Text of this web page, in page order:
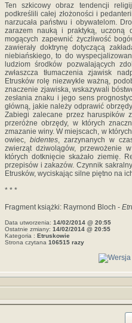
Ten szkicowy obraz tendencji
podkreślili całej złożoności i
narzucała państwu i obywate­lom.
zarazem nauką i praktyką, uczoną
mogących zapewnić życzliwość
zawierały doktrynę dotyczącą
niebiańskiego, to do
ludziom środków pozwalających
zwłaszcza tłumaczenia zjawisk
Etrusków rolę niezwykle ważną,
znaczenie zja­wiska, wskazywali
zesłania znaku i jego sens
główną, jakie należy odprawić
Zabiegi zalecane przez haruspików
przeróżne obrzędy, w których
zmazanie winy. W miejscach, w
owiec, bidentes, zarzynanych w
zwierząt dziwolą­gów, przewożenie
których dotknięcie skażało ziemię.
przepisów i zakazów. Czynnik
Etrusków, wyciskając silne piętno na
* * *
Fragment książki: Rayrnond Bloch -
Data utworzenia: 14/02/2014 @ 20:55
Ostatnie zmiany: 14/02/2014 @ 20:55
Kategoria : Etruskowie
Strona czytana 106515 razy